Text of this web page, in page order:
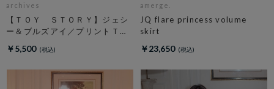
archives
【ＴＯＹ ＳＴＯＲＹ】ジェシ
ー＆ブルズアイ／プリントＴチ
￥5,500
amerge.
JQ flare princess volume
skirt
￥23,650